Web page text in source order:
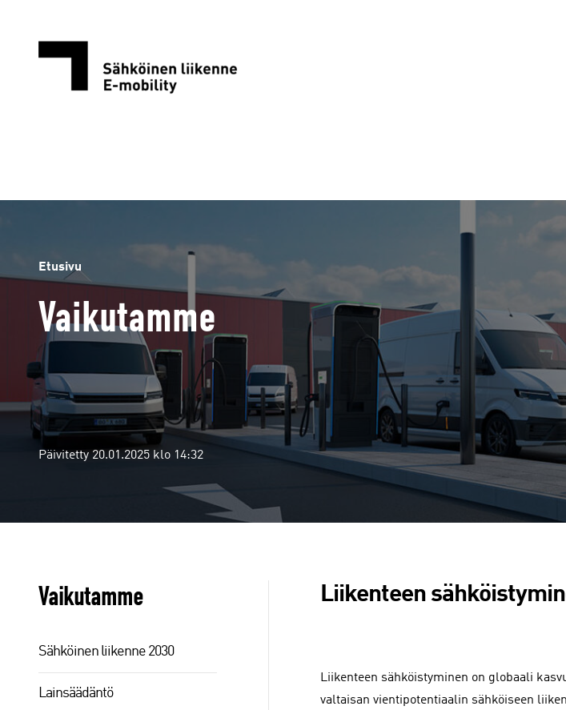
Etusivu
Vaikutamme
Päivitetty 20.01.2025 klo 14:32
Vaikutamme
Sähköinen liikenne 2030
Lainsäädäntö
Liikenteen
Liikenteen sähköistyminen on globaali
valtaisan vientipotentiaalin sähköiseen